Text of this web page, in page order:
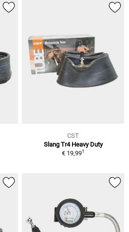
CST
Slang Tr4 Heavy Duty
€ 19,991